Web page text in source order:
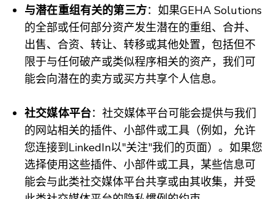
与潜在重组有关的第三方：如果GEHA Solutions
的全部或任何部分资产发生潜在的重组、合并、
出售、合资、转让、转移或其他处置，包括但不
限于与任何破产或类似程序相关的资产，我们可
能会向潜在的卖方或买方共享个人信息。
社交媒体平台：社交媒体平台可能会提供与我们
的网站相关的插件、小部件或工具（例如，允许
您连接到LinkedIn以"关注"我们的页面）。如果您
选择使用这些插件、小部件或工具，某些信息可
能会与此类社交媒体平台共享或由其收集，并受